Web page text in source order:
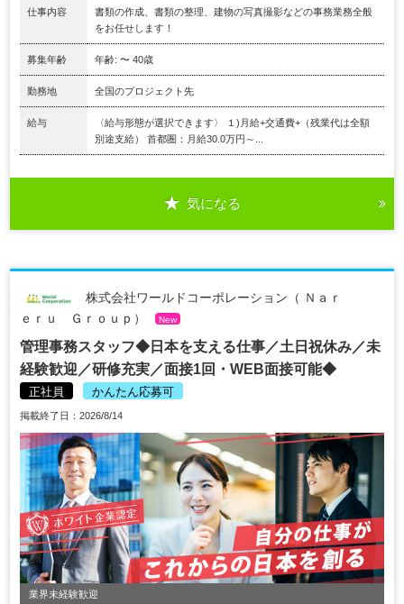
仕事内容
書類の作成、書類の整理、建物の写真撮影などの事務業務全般
をお任せします！
募集年齢 年齢: 〜 40歳
勤務地 全国のプロジェクト先
給与
〈給与形態が選択できます〉 １)月給+交通費+（残業代は全額
別途支給） 首都圏：月給30.0万円～...
気になる
株式会社ワールドコーポレーション（ Ｎａｒ
ｅｒｕ Ｇｒｏｕｐ）
New
管理事務スタッフ◆日本を支える仕事／土日祝休み／未
経験歓迎／研修充実／面接1回・WEB面接可能◆
正社員 かんたん応募可
掲載終了日：2026/8/14
業界未経験歓迎